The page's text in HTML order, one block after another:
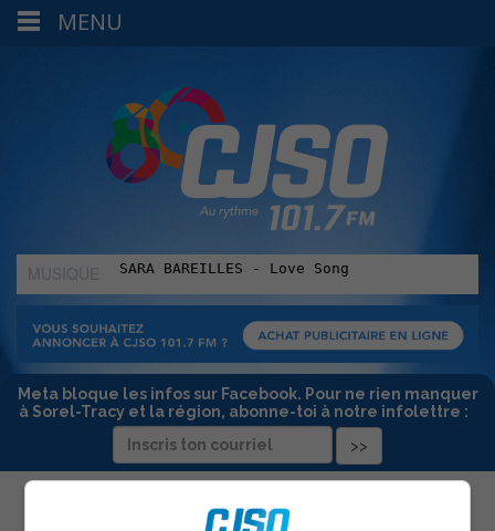
MUSIQUE
:
Meta bloque les infos sur Facebook. Pour ne rien manquer
à Sorel-Tracy et la région, abonne-toi à notre infolettre :
MENU